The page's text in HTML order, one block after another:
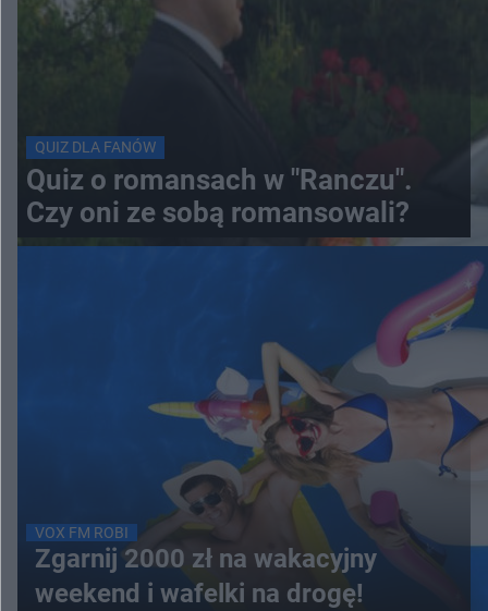
QUIZ DLA FANÓW
Quiz o romansach w "Ranczu".
Czy oni ze sobą romansowali?
VOX FM ROBI
Zgarnij 2000 zł na wakacyjny
weekend i wafelki na drogę!